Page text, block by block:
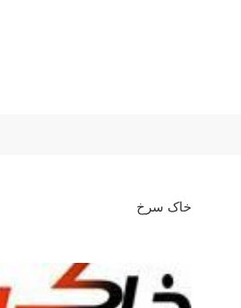
خاک سرخ